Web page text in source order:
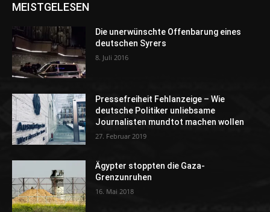
MEISTGELESEN
Die unerwünschte Offenbarung eines
deutschen Syrers
8. Juli 2016
Pressefreiheit Fehlanzeige – Wie
deutsche Politiker unliebsame
Journalisten mundtot machen wollen
27. Februar 2019
Ägypter stoppten die Gaza-
Grenzunruhen
16. Mai 2018